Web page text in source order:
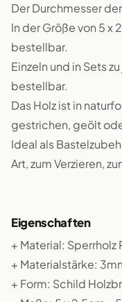
Der Durchmesser
In der Größe von 5 x
bestellbar.
Einzeln und in Sets
bestellbar.
Das Holz ist in
gestrichen, geölt
Ideal als
Art, zum Verzieren,
Eigenschaften
+ Material: Sperrholz
+ Materialstärke:
+ Form: Schild